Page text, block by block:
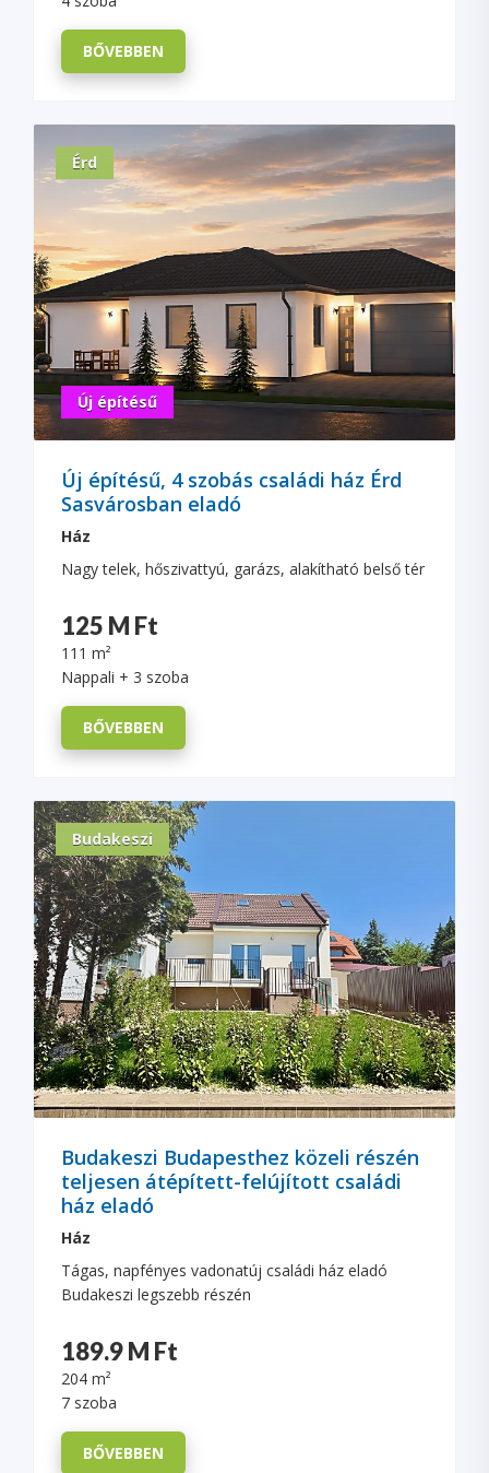
BŐVEBBEN
Érd
Új építésű
Új építésű, 4 szobás családi ház Érd
Sasvárosban eladó
Ház
Nagy telek, hőszivattyú, garázs, alakítható belső tér
125 M Ft
111 m²
Nappali + 3 szoba
BŐVEBBEN
Budakeszi
Budakeszi Budapesthez közeli részén
teljesen átépített-felújított családi
ház eladó
Ház
Tágas, napfényes vadonatúj családi ház eladó
Budakeszi legszebb részén
189.9 M Ft
204 m²
7 szoba
BŐVEBBEN